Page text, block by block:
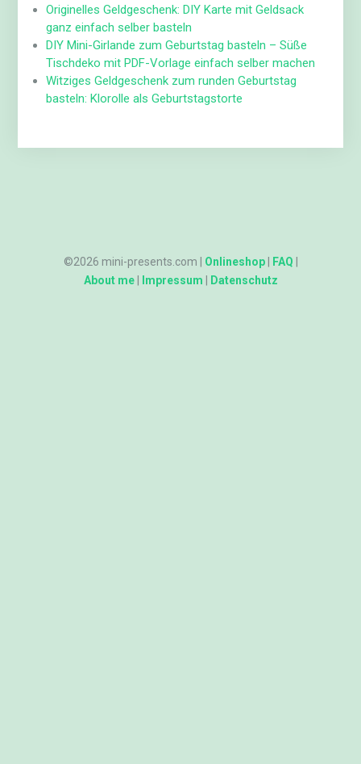
Originelles Geldgeschenk: DIY Karte mit Geldsack
ganz einfach selber basteln
DIY Mini-Girlande zum Geburtstag basteln – Süße
Tischdeko mit PDF-Vorlage einfach selber machen
Witziges Geldgeschenk zum runden Geburtstag
basteln: Klorolle als Geburtstagstorte
©2026 mini-presents.com | Onlineshop| FAQ |
About me| Impressum | Datenschutz